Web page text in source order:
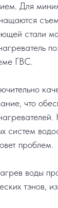
Для
стали
ГВС.
что
систем
проблем.
воды
тэнов,